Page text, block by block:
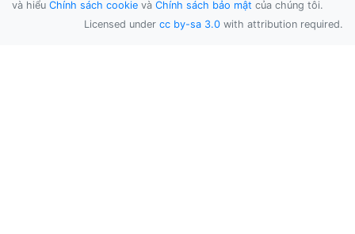
và hiểu Chính sách cookie và Chính sách bảo mật của chúng tôi.
Licensed under cc by-sa 3.0 with attribution required.